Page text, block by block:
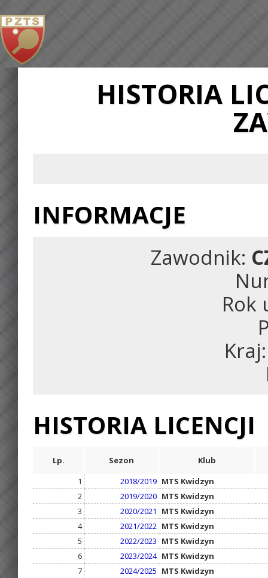
HISTORIA
INFORMACJE
Zawodnik:
Rok
HISTORIA LICENCJI
Lp. Sezon
Klub
1
2018/2019 MTS Kwidzyn
2
2019/2020 MTS Kwidzyn
3
2020/2021
MTS Kwidzyn
4
2021/2022 MTS Kwidzyn
5
2022/2023 MTS Kwidzyn
6
2023/2024 MTS Kwidzyn
7
2024/2025 MTS Kwidzyn